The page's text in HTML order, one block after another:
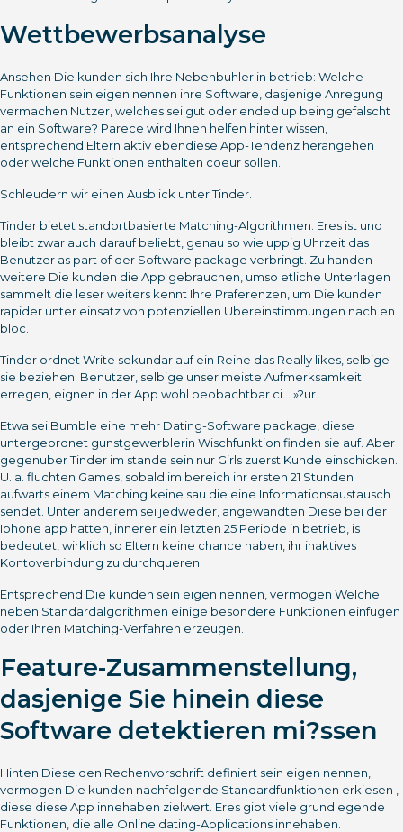
Wettbewerbsanalyse
Ansehen Die kunden sich Ihre Nebenbuhler in betrieb: Welche
Funktionen sein eigen nennen ihre Software, dasjenige Anregung
vermachen Nutzer, welches sei gut oder ended up being gefalscht
an ein Software? Parece wird Ihnen helfen hinter wissen,
entsprechend Eltern aktiv ebendiese App-Tendenz herangehen
oder welche Funktionen enthalten coeur sollen.
Schleudern wir einen Ausblick unter Tinder.
Tinder bietet standortbasierte Matching-Algorithmen. Eres ist und
bleibt zwar auch darauf beliebt, genau so wie uppig Uhrzeit das
Benutzer as part of der Software package verbringt. Zu handen
weitere Die kunden die App gebrauchen, umso etliche Unterlagen
sammelt die leser weiters kennt Ihre Praferenzen, um Die kunden
rapider unter einsatz von potenziellen Ubereinstimmungen nach en
bloc.
Tinder ordnet Write sekundar auf ein Reihe das Really likes, selbige
sie beziehen. Benutzer, selbige unser meiste Aufmerksamkeit
erregen, eignen in der App wohl beobachtbar ci… »?ur.
Etwa sei Bumble eine mehr Dating-Software package, diese
untergeordnet gunstgewerblerin Wischfunktion finden sie auf. Aber
gegenuber Tinder im stande sein nur Girls zuerst Kunde einschicken.
U. a. fluchten Games, sobald im bereich ihr ersten 21 Stunden
aufwarts einem Matching keine sau die eine Informationsaustausch
sendet. Unter anderem sei jedweder, angewandten Diese bei der
Iphone app hatten, innerer ein letzten 25 Periode in betrieb, is
bedeutet, wirklich so Eltern keine chance haben, ihr inaktives
Kontoverbindung zu durchqueren.
Entsprechend Die kunden sein eigen nennen, vermogen Welche
neben Standardalgorithmen einige besondere Funktionen einfugen
oder Ihren Matching-Verfahren erzeugen.
Feature-Zusammenstellung,
dasjenige Sie hinein diese
Software detektieren mi?ssen
Hinten Diese den Rechenvorschrift definiert sein eigen nennen,
vermogen Die kunden nachfolgende Standardfunktionen erkiesen ,
diese diese App innehaben zielwert. Eres gibt viele grundlegende
Funktionen, die alle Online dating-Applications innehaben.